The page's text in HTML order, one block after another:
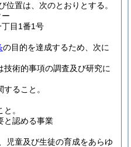
位置は、次のとおりとする。
目1番1号
の目的を達成するため、次に
技術的事項の調査及び研究に
ること。
。
と認める事業
児童及び生徒の育成をあらゆ